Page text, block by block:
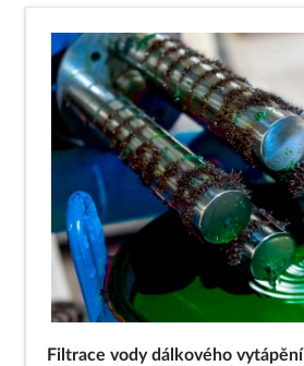
Filtrace vody dálkového vytápění